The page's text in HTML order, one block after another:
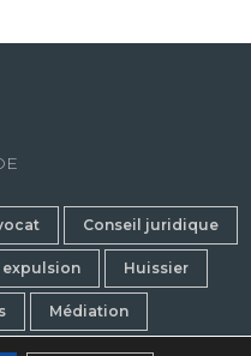
Conseil juridique
expulsion Huissier
Médiation